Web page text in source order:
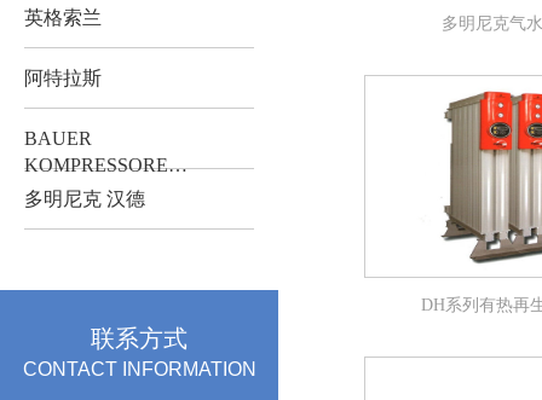
英格索兰
阿特拉斯
BAUER
KOMPRESSORE…
多明尼克 汉德
联系方式
CONTACT INFORMATION
多明尼克气
DH系列有热再